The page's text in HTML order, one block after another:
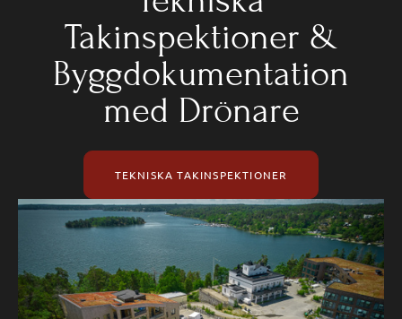
Takinspektioner &
Byggdokumentation
med Drönare
TEKNISKA TAKINSPEKTIONER